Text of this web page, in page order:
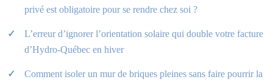
privé est obligatoire pour se rendre chez soi ?
L’erreur d’ignorer l’orientation solaire qui double votre facture
d’Hydro-Québec en hiver
Comment isoler un mur de briques pleines sans faire pourrir la